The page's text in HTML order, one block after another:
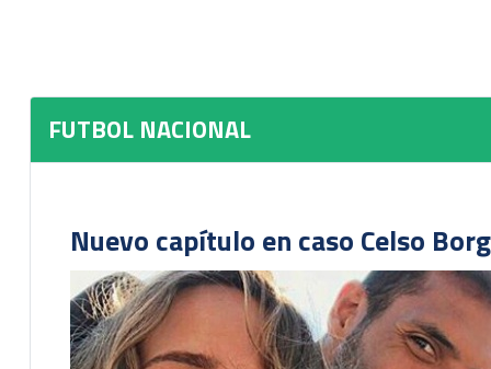
FUTBOL NACIONAL
Nuevo capítulo en caso Celso